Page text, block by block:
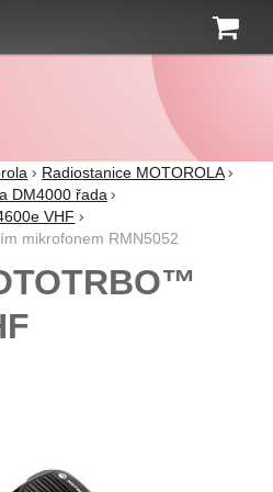
Radiostanice MOTOROLA
DM4000 řada
VHF
mikrofonem RMN5052